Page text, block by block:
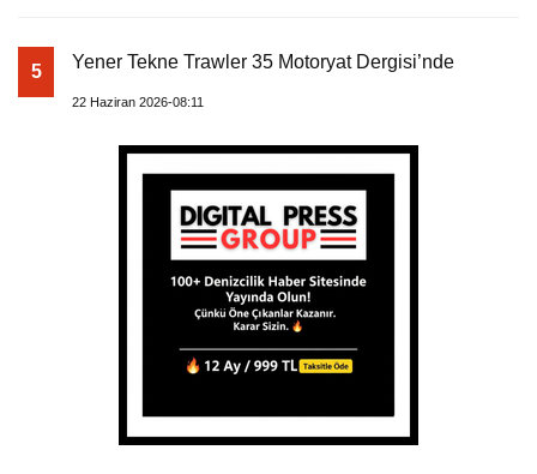
5 Yener Tekne Trawler 35 Motoryat Dergisi’nde
22 Haziran 2026-08:11